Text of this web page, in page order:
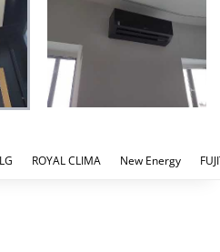
трассы сплит-системы
сплит-системы в
лентой
питания
LG ROYAL CLIMA New Energy